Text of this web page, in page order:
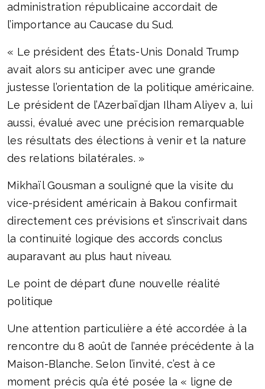
administration républicaine accordait de
l’importance au Caucase du Sud.
« Le président des États-Unis Donald Trump
avait alors su anticiper avec une grande
justesse l’orientation de la politique américaine.
Le président de l’Azerbaïdjan Ilham Aliyev a, lui
aussi, évalué avec une précision remarquable
les résultats des élections à venir et la nature
des relations bilatérales. »
Mikhaïl Gousman a souligné que la visite du
vice-président américain à Bakou confirmait
directement ces prévisions et s’inscrivait dans
la continuité logique des accords conclus
auparavant au plus haut niveau.
Le point de départ d’une nouvelle réalité
politique
Une attention particulière a été accordée à la
rencontre du 8 août de l’année précédente à la
Maison-Blanche. Selon l’invité, c’est à ce
moment précis qu’a été posée la « ligne de